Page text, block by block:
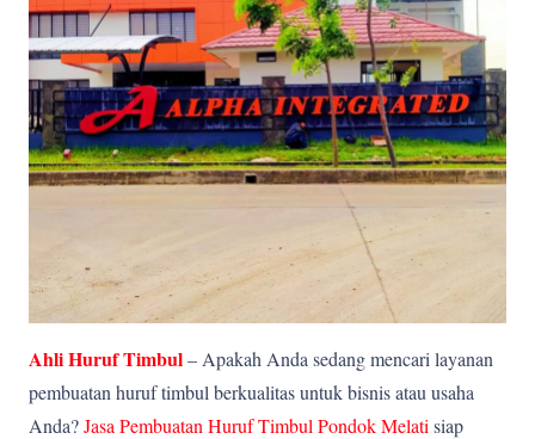
Ahli Huruf Timbul– Apakah Anda sedang mencari layanan
pembuatan huruf timbul berkualitas untuk bisnis atau usaha
Anda?Jasa Pembuatan Huruf Timbul Pondok Melati siap